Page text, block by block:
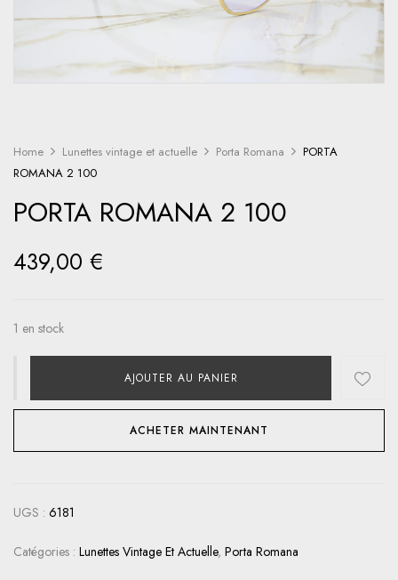
Home Lunettes vintage et actuelle Porta Romana
PORTA
ROMANA 2 100
PORTA ROMANA 2 100
439,00 €
1 en stock
AJOUTER AU PANIER
ACHETER MAINTENANT
UGS : 6181
Catégories : Lunettes Vintage Et Actuelle, Porta Romana